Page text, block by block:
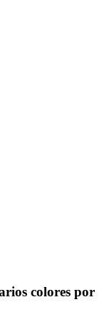
colores por